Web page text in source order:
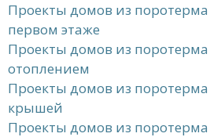
Проекты домов из
первом этаже
Проекты домов из
отоплением
Проекты домов из
крышей
Проекты домов из